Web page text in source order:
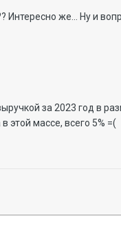
же... Ну и
за 2023 год в
этой массе, всего 5% =(